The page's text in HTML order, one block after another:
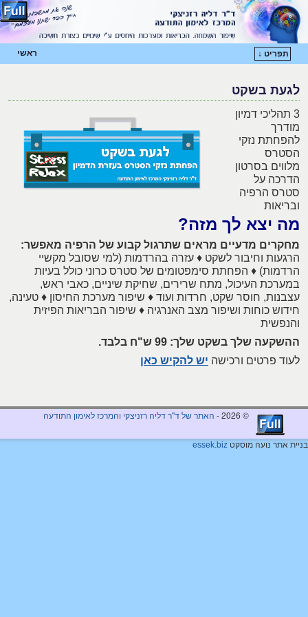
ראשי
תפריט ↓
לגעת בשקט
3 תהליכי דמיון
מודרך
להפחתת נזקי
הסטרס
מלווים בסרטון
הדרכה על
סטרס הרפיה
ובריאות
מה יצא לך מזה?
מחקרים מדעיים מראים שתרגול קבוע של הרפיה מאפשר:
הרגעות וחיבור לשקט ♦ עזרה בהרדמות (למי שסובל מקשיי
הרדמות) ♦ הפחתת סימפטומים של סטרס כרוני כולל בעיות
במערכת העיכול, מתח שרירים, שחיקת שיניים, כאבי ראש,
עצבנות, חוסר שקט, חרדות ועוד ♦ שיפור מערכת החיסון ♦ טעינה,
חידוש כוחות ושיפור מצב האנרגיה ♦ שיפור הבריאות הפיזית
והנפשית
ההשקעה שלך בשקט שלך: 99 ש"ח בלבד.
לעוד פרטים ורכישה יש להקיש כאן
© 2026 - האתר של ד"ר דליה רזניצקי והמרכז לאימון התודעה
בניית אתר נועה מוסקט essek.biz